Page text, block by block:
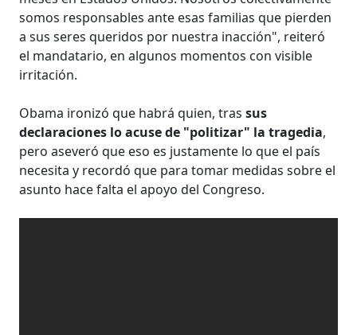
somos responsables ante esas familias que pierden
a sus seres queridos por nuestra inacción", reiteró
el mandatario, en algunos momentos con visible
irritación.
Obama ironizó que habrá quien, trassus
declaraciones lo acuse de "politizar" la tragedia,
pero aseveró que eso es justamente lo que el país
necesita y recordó que para tomar medidas sobre el
asunto hace falta el apoyo del Congreso.